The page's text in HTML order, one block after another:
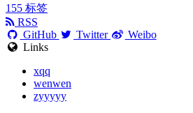
155 标签
RSS
GitHub
Twitter
Weibo
Links
xqq
wenwen
zyyyyy